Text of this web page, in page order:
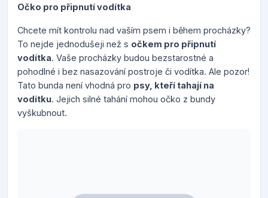
Očko pro připnutí vodítka
Chcete mít kontrolu nad vaším psem i během procházky?
To nejde jednodušeji než s očkem pro připnutí
vodítka. Vaše procházky budou bezstarostné a
pohodlné i bez nasazování postroje či vodítka. Ale pozor!
Tato bunda není vhodná pro psy, kteří tahají na
vodítku. Jejich silné tahání mohou očko z bundy
vyškubnout.